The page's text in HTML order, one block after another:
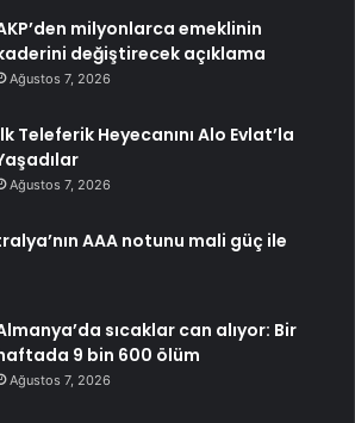
milyonlarca emeklinin
değiştirecek açıklama
Ağustos 7, 2026
Teleferik Heyecanını Alo Evlat’la
Ağustos 7, 2026
AAA notunu mali güç ile
sıcaklar can alıyor: Bir
9 bin 600 ölüm
Ağustos 7, 2026